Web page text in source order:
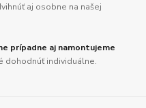
aj osobne na našej
prípadne aj namontujeme
dohodnúť individuálne.